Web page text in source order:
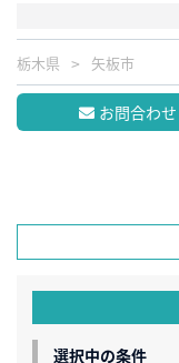
栃木県 矢板市
お問合わせ
選択中の条件